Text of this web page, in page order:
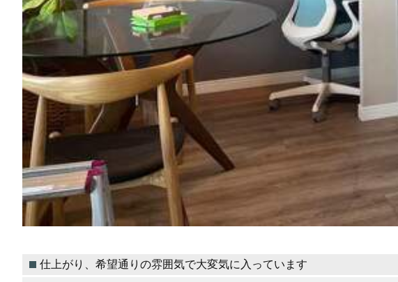
仕上がり、希望通りの雰囲気で大変気に入っています